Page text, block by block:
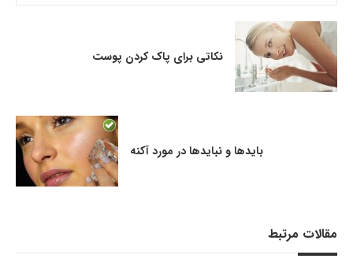
نکاتی برای پاک کردن پوست
بایدها و نبایدها در مورد آکنه
مقالات مرتبط